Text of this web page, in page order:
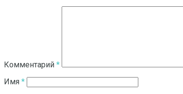
Комментарий *
Имя *